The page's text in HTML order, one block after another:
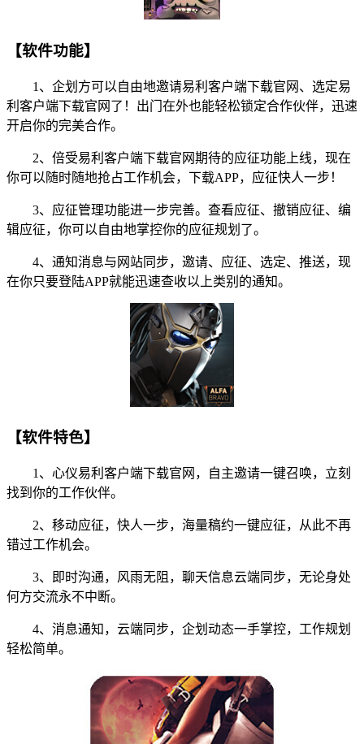
【软件功能】
1、企划方可以自由地邀请易利客户端下载官网、选定易
利客户端下载官网了！出门在外也能轻松锁定合作伙伴，迅速
开启你的完美合作。
2、倍受易利客户端下载官网期待的应征功能上线，现在
你可以随时随地抢占工作机会，下载APP，应征快人一步！
3、应征管理功能进一步完善。查看应征、撤销应征、编
辑应征，你可以自由地掌控你的应征规划了。
4、通知消息与网站同步，邀请、应征、选定、推送，现
在你只要登陆APP就能迅速查收以上类别的通知。
【软件特色】
1、心仪易利客户端下载官网，自主邀请一键召唤，立刻
找到你的工作伙伴。
2、移动应征，快人一步，海量稿约一键应征，从此不再
错过工作机会。
3、即时沟通，风雨无阻，聊天信息云端同步，无论身处
何方交流永不中断。
4、消息通知，云端同步，企划动态一手掌控，工作规划
轻松简单。